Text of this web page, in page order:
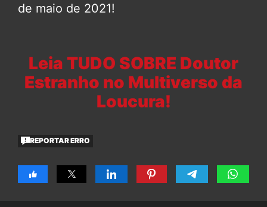
de maio de 2021!
Leia TUDO SOBRE Doutor
Estranho no Multiverso da
Loucura!
REPORTAR ERRO